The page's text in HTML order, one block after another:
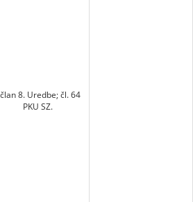
8. Uredbe; čl. 64
PKU SZ.